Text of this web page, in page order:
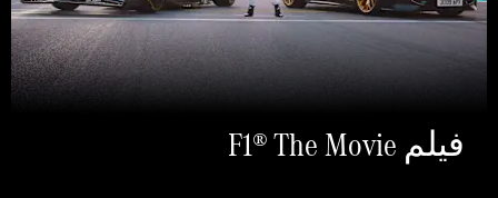
فيلم F1® The Movie